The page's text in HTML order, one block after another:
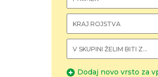
Dodaj novo vrsto za